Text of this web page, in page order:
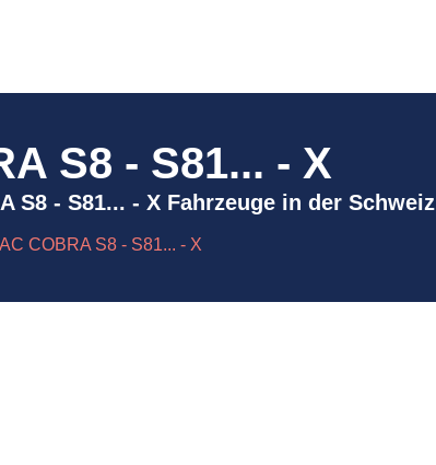
S8 - S81... - X
S8 - S81... - X Fahrzeuge in der Schweiz
COBRA S8 - S81... - X